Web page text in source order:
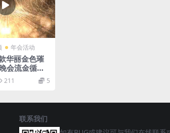
年会活动
华丽金色璀
会流金循环
211 5
联系我们